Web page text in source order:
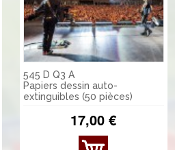
545 D Q3 A
Papiers dessin auto-
extinguibles (50 pièces)
17,00 €
AFFI